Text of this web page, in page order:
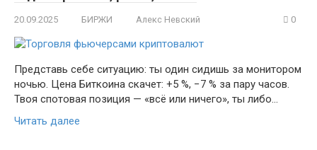
20.09.2025 БИРЖИ Алекс Невский 0
Представь себе ситуацию: ты один сидишь за монитором
ночью. Цена Биткоина скачет: +5 %, −7 % за пару часов.
Твоя спотовая позиция — «всё или ничего», ты либо…
Читать далее